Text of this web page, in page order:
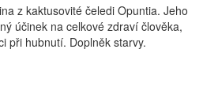
z kaktusovité čeledi Opuntia. Jeho
účinek na celkové zdraví člověka,
při hubnutí. Doplněk starvy.